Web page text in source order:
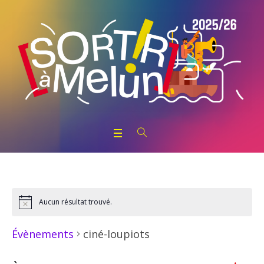
NoticeAucun résultat trouvé.
Évènements ciné-loupiots